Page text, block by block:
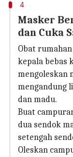
4
Masker
dan Cuka
Obat
kepala bebas
mengoleskan
mengandung
dan madu.
Buat
dua sendok
setengah
Oleskan